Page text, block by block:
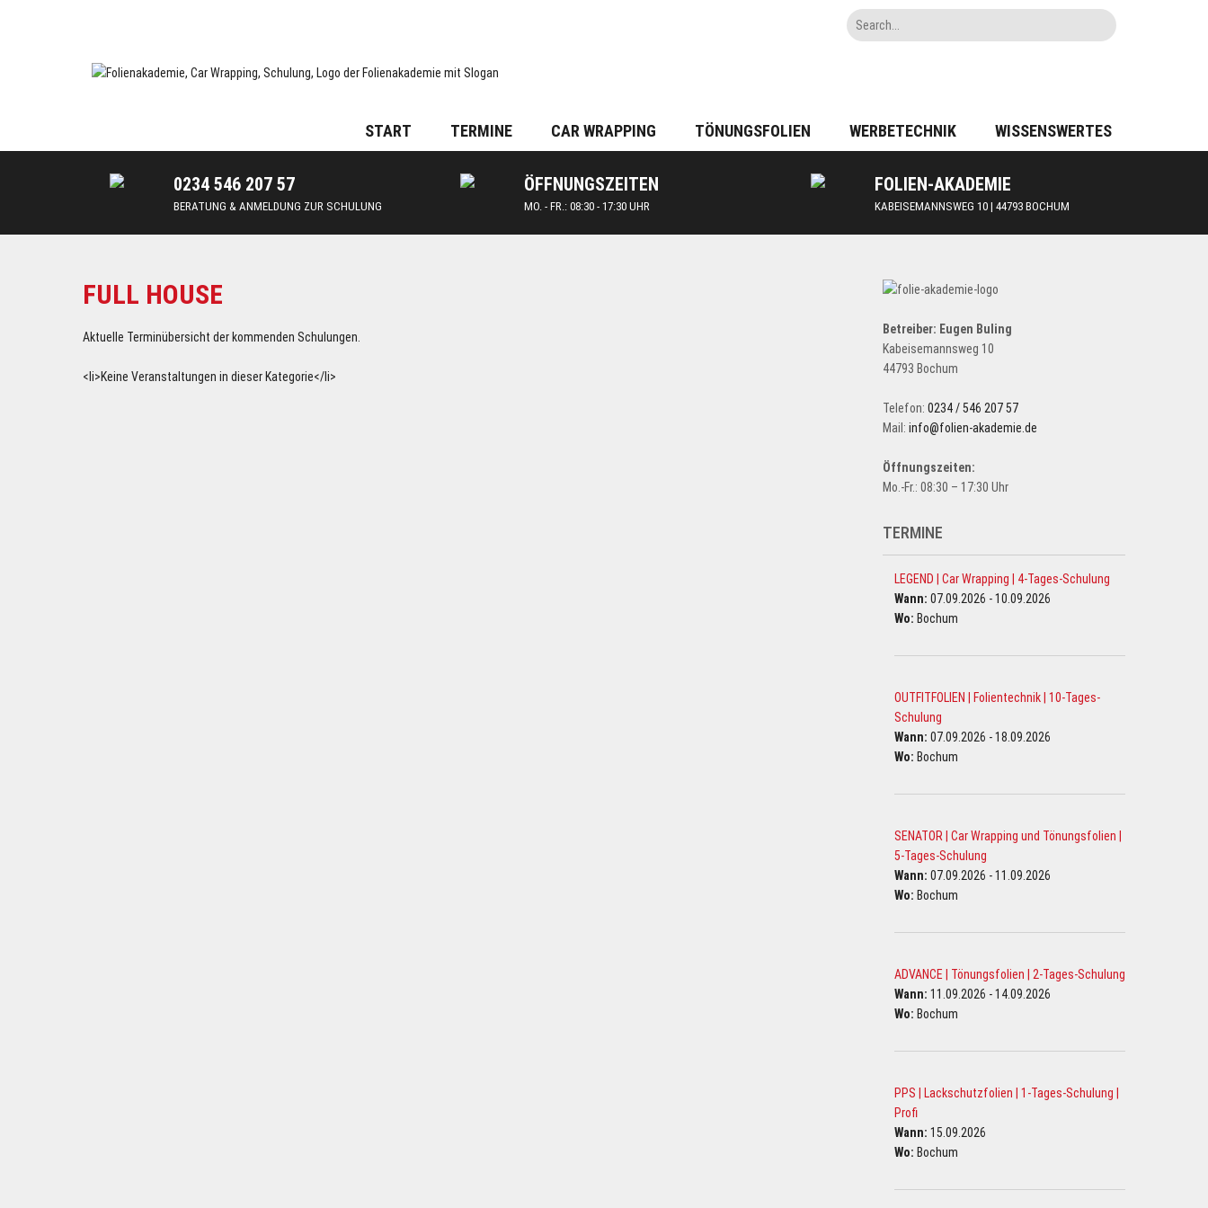
START TERMINE CAR WRAPPING TÖNUNGSFOLIEN WERBETECHNIK WISSENSWERTES
0234 546 207 57
BERATUNG & ANMELDUNG ZUR SCHULUNG
ÖFFNUNGSZEITEN
MO. - FR.: 08:30 - 17:30 UHR
FOLIEN-AKADEMIE
KABEISEMANNSWEG 10 | 44793 BOCHUM
FULL HOUSE
Aktuelle Terminübersicht der kommenden Schulungen.
<li>Keine Veranstaltungen in dieser Kategorie</li>
Betreiber: Eugen Buling
Kabeisemannsweg 10
44793 Bochum
Telefon: 0234 / 546 207 57
Mail: info@folien-akademie.de
Öffnungszeiten:
Mo.-Fr.: 08:30 – 17:30 Uhr
TERMINE
LEGEND | Car Wrapping | 4-Tages-Schulung
Wann: 07.09.2026 - 10.09.2026
Wo: Bochum
OUTFITFOLIEN | Folientechnik | 10-Tages-
Schulung
Wann: 07.09.2026 - 18.09.2026
Wo: Bochum
SENATOR | Car Wrapping und Tönungsfolien |
5-Tages-Schulung
Wann: 07.09.2026 - 11.09.2026
Wo: Bochum
ADVANCE | Tönungsfolien | 2-Tages-Schulung
Wann: 11.09.2026 - 14.09.2026
Wo: Bochum
PPS | Lackschutzfolien | 1-Tages-Schulung |
Profi
Wann: 15.09.2026
Wo: Bochum